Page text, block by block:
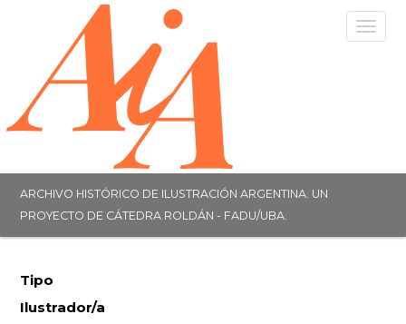
ARCHIVO HISTÓRICO DE ILUSTRACIÓN ARGENTINA. UN
PROYECTO DE CÁTEDRA ROLDÁN - FADU/UBA.
Tipo
Ilustrador/a